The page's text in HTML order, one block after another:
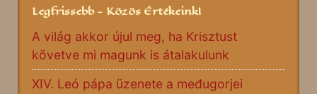
Legfrissebb - Közös Értékeink!
A világ akkor újul meg, ha Krisztust
követve mi magunk is átalakulunk
XIV. Leó pápa üzenete a međugorjei